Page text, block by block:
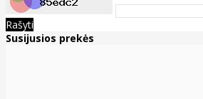
Rašyti
Susijusios prekės